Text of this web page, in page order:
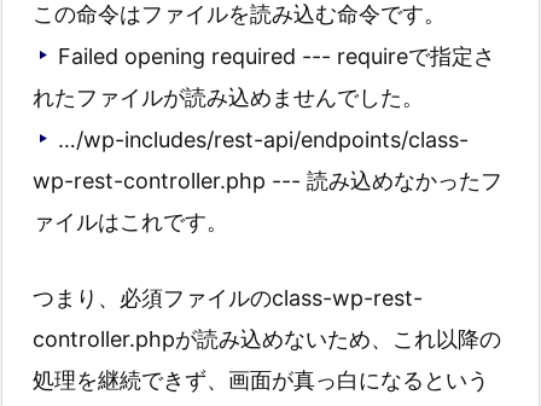
この命令はファイルを読み込む命令です。
Failed opening required --- requireで指定さ
れたファイルが読み込めませんでした。
…/wp-includes/rest-api/endpoints/class-
wp-rest-controller.php --- 読み込めなかったフ
ァイルはこれです。
つまり、必須ファイルのclass-wp-rest-
controller.phpが読み込めないため、これ以降の
処理を継続できず、画面が真っ白になるという